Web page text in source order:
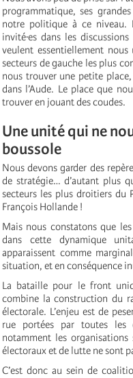
programmatique, ses
notre politique à ce niveau.
invité·es dans les
veulent essentiellement
secteurs de gauche les plus
nous trouver une petite
dans l’Aude. Le place que
trouver en jouant des coudes.
Une unité qui ne
boussole
Nous devons garder des
de stratégie… d’autant plus
secteurs les plus droitiers du
François Hollande !
Mais nous constatons que
dans cette dynamique
apparaissent comme
situation, et en conséquence
La bataille pour le front
combine la construction du
électorale. L’enjeu est de
rue portées par toutes les
notamment les
électoraux et de lutte ne sont
C’est donc au sein de